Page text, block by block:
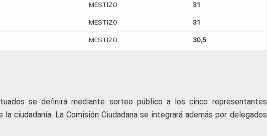
MESTIZO 31
MESTIZO 31
MESTIZO 30,5
se definirá mediante sorteo público a los cinco representantes
ciudadanía. La Comisión Ciudadana se integrará además por delegados